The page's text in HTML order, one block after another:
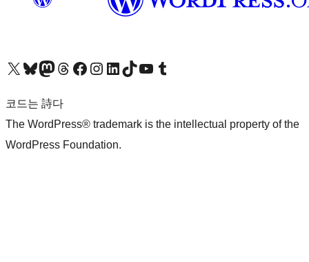
X(이전 트위터) 계정 방문하기블루스카이 계정 방문하기마스토돈 계정 방문하기스레드 계정 방문하기 페이스북 페이지 방문하기인스타그램 계정 방문하기 LinkedIn 계정 방문하기틱톡 계정 방문하기유튜브 채널 방문하기 텀블러 계정 방문하기
코드는 詩다
The WordPress® trademark is the intellectual property of the
WordPress Foundation.